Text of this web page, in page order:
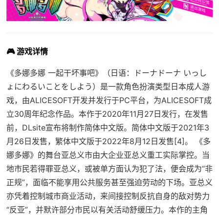
🎮 游戏详情
《多娜多娜 一起干坏事吧》（日语：ドーナドーナ いっし
ょにわるいことをしよう）是一款角色扮演类型日本成人游
戏，由ALICESOFT开发并发行于PC平台，为ALICESOFT成
立30周年纪念作品。本作于2020年11月27日发行，在发售
前，DLsite宣布将制作简体中文版。简体中文版于2021年3
月26日发售，繁体中文版于2022年8月12日发售[4]。 《多
娜多娜》的舞台亚总义市由大企业亚总义重工实际掌控。当
地市民若得罪亚总义，或被单方面认为犯了法，便会成为“非
正规”，面临不能享用公共服务甚至强迫劳动的下场。亚总义
亦凭着控制城市商业活动，来间接控制反抗自身的敌对势力
“反亚”，并默许部分市民以有关活动舒缓压力。本作的主角